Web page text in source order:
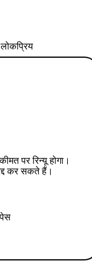
पर रिन्यू होगा।
कर सकते हैं।